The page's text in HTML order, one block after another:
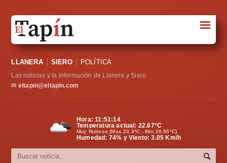
Sociedad
Política
Cultura
☰
LLANERA SIERO POLÍTICA
Las noticias y la información de Llanera y Siero
✉ eltapin@eltapin.com
Hora:11:51:14
Temperatura actual: 22.67°C
Muy Nuboso (Max.23.3ºC - Min.20.85ºC)
Humedad: 74% y Viento: 3.05 Km/h